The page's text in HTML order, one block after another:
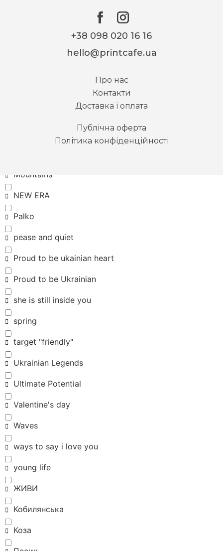
I want to believe
look mom I can fly
Mountains
NEW ERA
Palko
pease and quiet
Proud to be ukainian heart
Proud to be Ukrainian
she is still inside you
spring
target "friendly"
Ukrainian Legends
Ultimate Potential
Valentine's day
Waves
ways to say i love you
young life
ЖИВИ
Кобилянська
Коза
+38 098 020 16 16
hello@printcafe.ua
Про нас
Контакти
Доставка і оплата
Публічна оферта
Політика конфіденційності